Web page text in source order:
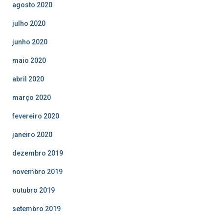
agosto 2020
julho 2020
junho 2020
maio 2020
abril 2020
março 2020
fevereiro 2020
janeiro 2020
dezembro 2019
novembro 2019
outubro 2019
setembro 2019